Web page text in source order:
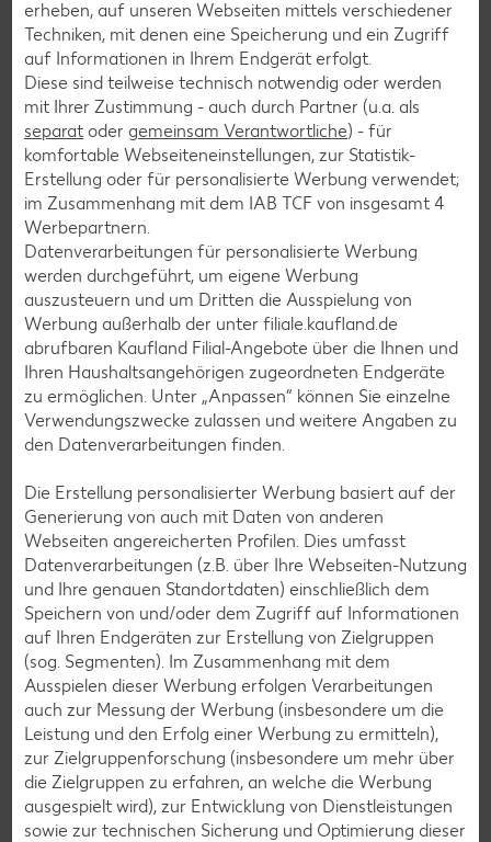
Flammkuchen-Rezepte
Frühstücksrezepte
Salat-Rezepte
Spargel-Rezepte
Fleisch-Rezepte
Fisch-Rezepte
Geflügel-Rezepte
Lamm-Rezepte
Grill-Rezepte
Muffin-Rezepte
Schokokuchen-Rezepte
Torten-Rezepte
Eis-Rezepte
Pfannkuchen-Rezepte
Plätzchen-Rezepte
Smoothie-Rezepte
Bowle-Rezepte
Cocktail-Rezepte
Avocado-Rezepte
erheben, auf unseren Webseiten mittels verschiedener
Techniken, mit denen eine Speicherung und ein Zugriff
auf Informationen in Ihrem Endgerät erfolgt.
Diese sind teilweise technisch notwendig oder werden
mit Ihrer Zustimmung - auch durch Partner (u.a. als
separat oder gemeinsam Verantwortliche) - für
komfortable Webseiteneinstellungen, zur Statistik-
Erstellung oder für personalisierte Werbung verwendet;
im Zusammenhang mit dem IAB TCF von insgesamt 4
Werbepartnern.
Datenverarbeitungen für personalisierte Werbung
werden durchgeführt, um eigene Werbung
auszusteuern und um Dritten die Ausspielung von
Werbung außerhalb der unter filiale.kaufland.de
abrufbaren Kaufland Filial-Angebote über die Ihnen und
Ihren Haushaltsangehörigen zugeordneten Endgeräte
zu ermöglichen. Unter „Anpassen“ können Sie einzelne
Verwendungszwecke zulassen und weitere Angaben zu
den Datenverarbeitungen finden.
Die Erstellung personalisierter Werbung basiert auf der
Generierung von auch mit Daten von anderen
Webseiten angereicherten Profilen. Dies umfasst
Datenverarbeitungen (z.B. über Ihre Webseiten-Nutzung
und Ihre genauen Standortdaten) einschließlich dem
Speichern von und/oder dem Zugriff auf Informationen
auf Ihren Endgeräten zur Erstellung von Zielgruppen
(sog. Segmenten). Im Zusammenhang mit dem
Ausspielen dieser Werbung erfolgen Verarbeitungen
auch zur Messung der Werbung (insbesondere um die
Leistung und den Erfolg einer Werbung zu ermitteln),
zur Zielgruppenforschung (insbesondere um mehr über
die Zielgruppen zu erfahren, an welche die Werbung
ausgespielt wird), zur Entwicklung von Dienstleistungen
sowie zur technischen Sicherung und Optimierung dieser